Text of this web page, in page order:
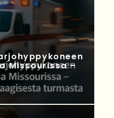
Missourissa –